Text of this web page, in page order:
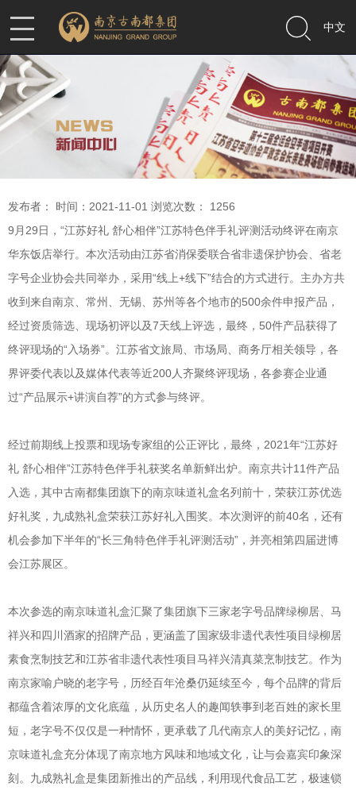
中文
发布者： 时间：2021-11-01 浏览次数： 1256
9 月 29日，“江苏好礼 舒心相伴”江苏特色伴手礼评测活动终评在南京
华东饭店举行。本次活动由江苏省消保委联合省非遗保护协会、省老
字号企业协会共同举办，采用“线上+线下”结合的方式进行。主办方共
收到来自南京、常州、无锡、苏州等各个地市的500余件申报产品，
经过资质筛选、现场初评以及7天线上评选，最终， 50件产品获得了
终评现场的“入场券”。江苏省文旅局、市场局、商务厅相关领导，各
界评委代表以及媒体代表等近200人齐聚终评现场，各参赛企业通
过“产品展示+讲演自荐”的方式参与终评。
经过前期线上投票和现场专家组的公正评比，最终， 2021年“江苏好
礼 舒心相伴”江苏特色伴手礼获奖名单新鲜出炉。南京共计11件产品
入选，其中古南都集团旗下的南京味道礼盒名列前十，荣获江苏优选
好礼奖，九成熟礼盒荣获江苏好礼入围奖。本次测评的前40名，还有
机会参加下半年的“长三角特色伴手礼评测活动”，并亮相第四届进博
会江苏展区。
本次参选的南京味道礼盒汇聚了集团旗下三家老字号品牌绿柳居、马
祥兴和四川酒家的招牌产品，更涵盖了国家级非遗代表性项目绿柳居
素食烹制技艺和江苏省非遗代表性项目马祥兴清真菜烹制技艺。作为
南京家喻户晓的老字号，历经百年沧桑仍延续至今，每个品牌的背后
都蕴含着浓厚的文化底蕴，从历史名人的趣闻轶事到老百姓的家长里
短，老字号不仅仅是一种情怀，更承载了几代南京人的美好记忆，南
京味道礼盒充分体现了南京地方风味和地域文化，让与会嘉宾印象深
刻。九成熟礼盒是集团新推出的产品线，利用现代食品工艺，极速锁